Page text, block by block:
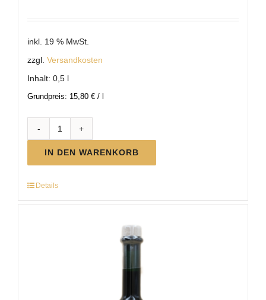
inkl. 19 % MwSt.
zzgl. Versandkosten
Inhalt: 0,5 l
Grundpreis: 15,80 € / l
Weinessig
Menge
IN DEN WARENKORB
Details